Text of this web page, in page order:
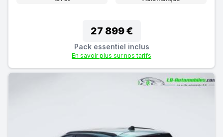
27 899 €
Pack essentiel inclus
En savoir plus sur nos tarifs